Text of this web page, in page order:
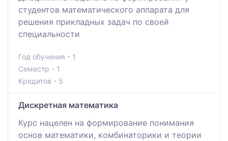
студентов математического аппарата для
решения прикладных задач по своей
специальности
Год обучения - 1
Семестр - 1
Кредитов - 5
Дискретная математика
Курс нацелен на формирование понимания
основ математики, комбинаторики и теории